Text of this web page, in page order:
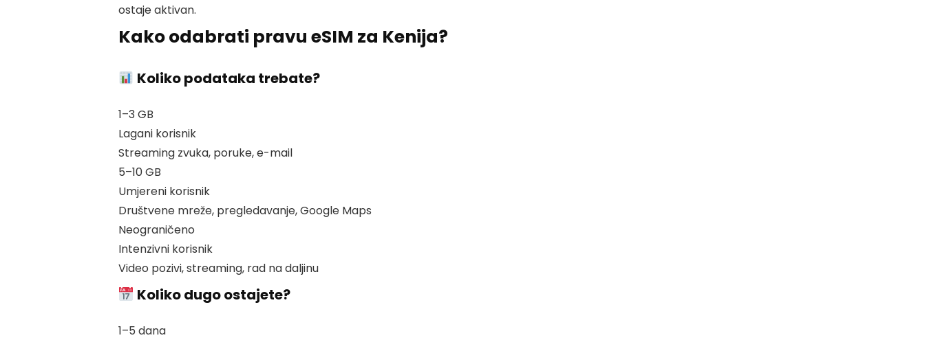
ostaje aktivan.
Kako odabrati pravu eSIM za Kenija?
Koliko podataka trebate?
1–3 GB
Lagani korisnik
Streaming zvuka, poruke, e-mail
5–10 GB
Umjereni korisnik
Društvene mreže, pregledavanje, Google Maps
Neograničeno
Intenzivni korisnik
Video pozivi, streaming, rad na daljinu
Koliko dugo ostajete?
1–5 dana